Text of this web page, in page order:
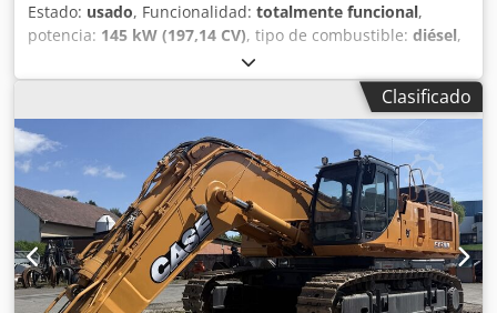
Estado: usado, Funcionalidad: totalmente funcional,
potencia: 145 kW (197,14 CV), tipo de combustible: diésel,
18.000 kg
2000, horas de funcionamiento:8.000 h, Equipamiento:
aire acondicionado, cabina, sistema de lubricación
centralizada
, Case 821C cargadora de ruedas Año de
fabricación: 2000 Dksdpfoy Uxt Sox Akqer 8.000 horas 145
kW aprox. 18.000 kg Aire acondicionado Engrase
centralizado Neumáticos 23,5R25
Clasificado